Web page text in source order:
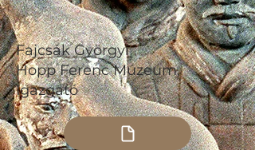
Fajcsák Györgyi
Hopp Ferenc Múzeum,
Igazgató